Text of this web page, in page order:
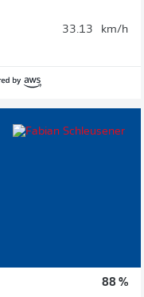
33.13 km/h
88 %